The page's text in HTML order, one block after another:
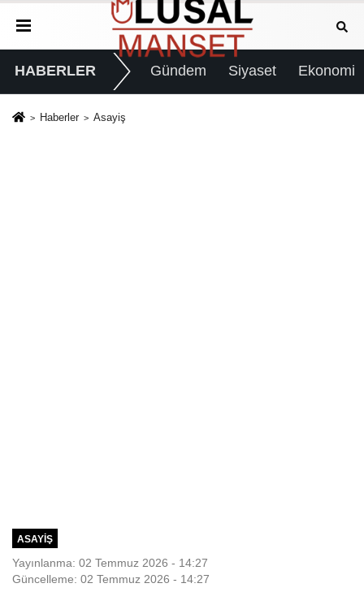
HABERLER Gündem Siyaset Ekonomi
Haberler Asayiş
ASAYIŞ
Yayınlanma: 02 Temmuz 2026 - 14:27
Güncelleme: 02 Temmuz 2026 - 14:27